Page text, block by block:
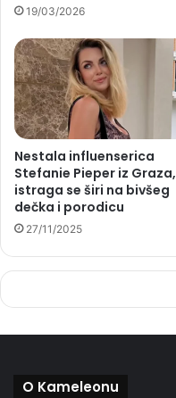
19/03/2026
Nestala influenserica
Stefanie Pieper iz Graza,
istraga se širi na bivšeg
dečka i porodicu
27/11/2025
O Kameleonu